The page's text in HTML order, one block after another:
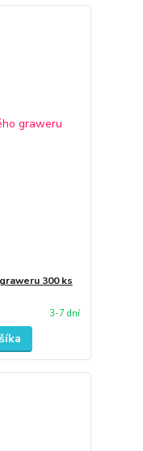
300 ks
3-7 dní